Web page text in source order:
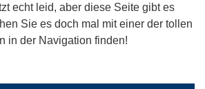
echt leid, aber diese Seite gibt es
Sie es doch mal mit einer der tollen
in der Navigation finden!